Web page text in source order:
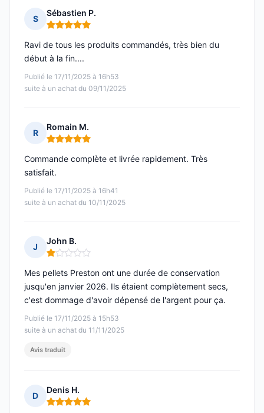
S
Sébastien P.
Note : 5 sur 5
Publié le 17/11/2025 à 16h53
suite à un achat du 09/11/2025
Ravi de tous les produits commandés, très bien du
début à la fin....
R
Romain M.
Note : 5 sur 5
Publié le 17/11/2025 à 16h41
suite à un achat du 10/11/2025
Commande complète et livrée rapidement. Très
satisfait.
J
John B.
Note : 1 sur 5
Publié le 17/11/2025 à 15h53
suite à un achat du 11/11/2025
Mes pellets Preston ont une durée de conservation
jusqu'en janvier 2026. Ils étaient complètement secs,
c'est dommage d'avoir dépensé de l'argent pour ça.
Avis traduit
D
Denis H.
Note : 5 sur 5